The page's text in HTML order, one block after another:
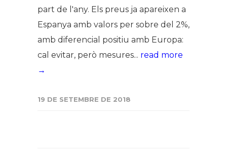
part de l'any. Els preus ja apareixen a
Espanya amb valors per sobre del 2%,
amb diferencial positiu amb Europa:
cal evitar, però mesures... read more
→
19 DE SETEMBRE DE 2018